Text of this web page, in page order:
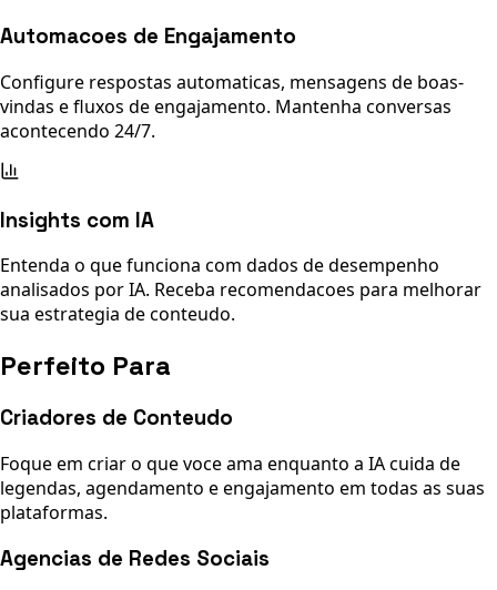
Automacoes de Engajamento
Configure respostas automaticas, mensagens de boas-
vindas e fluxos de engajamento. Mantenha conversas
acontecendo 24/7.
Insights com IA
Entenda o que funciona com dados de desempenho
analisados por IA. Receba recomendacoes para melhorar
sua estrategia de conteudo.
Perfeito Para
Criadores de Conteudo
Foque em criar o que voce ama enquanto a IA cuida de
legendas, agendamento e engajamento em todas as suas
plataformas.
Agencias de Redes Sociais